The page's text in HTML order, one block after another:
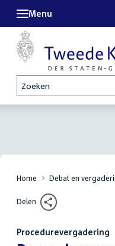
Zoeken
Menu
Home Debat en
Delen
Procedurevergadering